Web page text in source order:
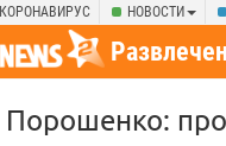
КОРОНАВИРУС НОВОСТИ
Порошенко: